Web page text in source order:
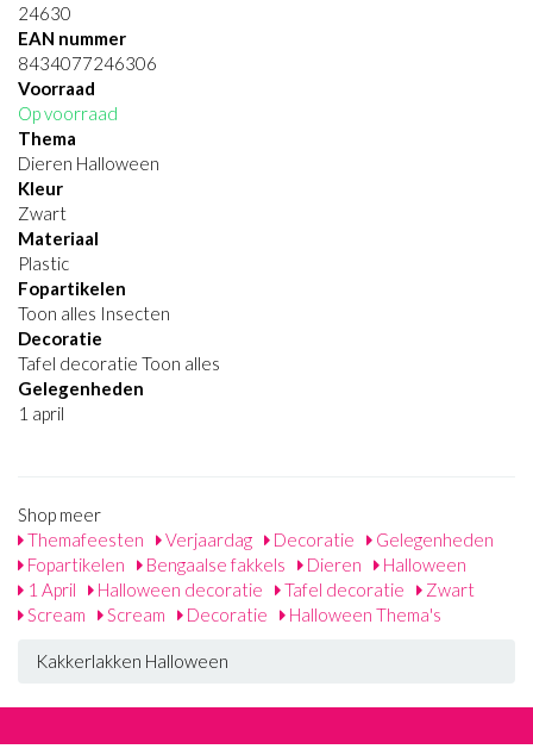
24630
EAN nummer
8434077246306
Voorraad
Op voorraad
Thema
Dieren Halloween
Kleur
Zwart
Materiaal
Plastic
Fopartikelen
Toon alles Insecten
Decoratie
Tafel decoratie Toon alles
Gelegenheden
1 april
Shop meer
Themafeesten
Verjaardag Decoratie
Gelegenheden
Fopartikelen
Bengaalse fakkels Dieren
Halloween
1 April
Halloween decoratie Tafel decoratie
Zwart
Scream
Scream Decoratie Halloween Thema's
Kakkerlakken Halloween